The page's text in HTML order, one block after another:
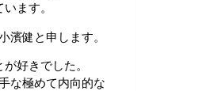
ます。
濱健と申します。
好きでした。
な極めて内向的な